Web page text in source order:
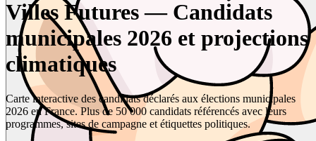
Villes Futures — Candidats
municipales 2026 et projections
climatiques
Carte interactive des candidats déclarés aux élections municipales
2026 en France. Plus de 50 000 candidats référencés avec leurs
programmes, sites de campagne et étiquettes politiques.